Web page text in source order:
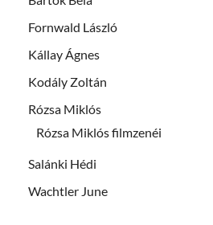
Fornwald László
Kállay Ágnes
Kodály Zoltán
Rózsa Miklós
Rózsa Miklós filmzenéi
Salánki Hédi
Wachtler June